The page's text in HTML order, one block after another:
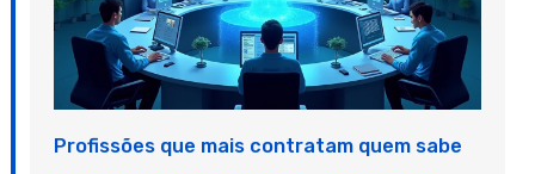
Profissões que mais contratam quem sabe